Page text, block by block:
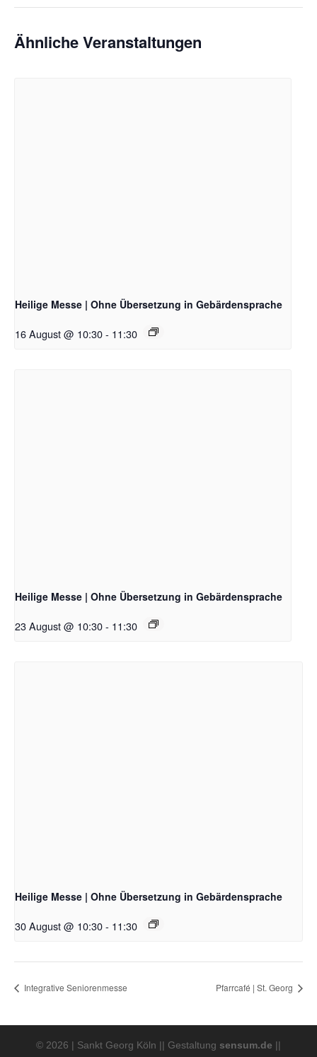
Ähnliche Veranstaltungen
Heilige Messe | Ohne Übersetzung in Gebärdensprache
16 August @ 10:30- 11:30
Heilige Messe | Ohne Übersetzung in Gebärdensprache
23 August @ 10:30- 11:30
Heilige Messe | Ohne Übersetzung in Gebärdensprache
30 August @ 10:30- 11:30
Integrative Seniorenmesse Pfarrcafé | St. Georg
© 2026 | Sankt Georg Köln || Gestaltung sensum.de ||